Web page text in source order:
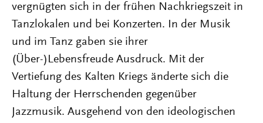
vergnügten sich in der frühen Nachkriegszeit in
Tanzlokalen und bei Konzerten. In der Musik
und im Tanz gaben sie ihrer
(Über-)Lebensfreude Ausdruck. Mit der
Vertiefung des Kalten Kriegs änderte sich die
Haltung der Herrschenden gegenüber
Jazzmusik. Ausgehend von den ideologischen